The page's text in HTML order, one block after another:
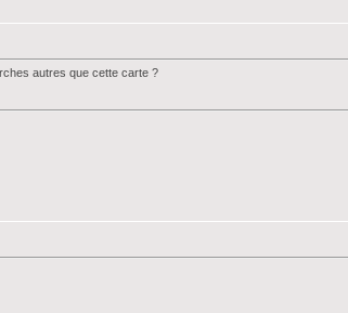
autres que cette carte ?